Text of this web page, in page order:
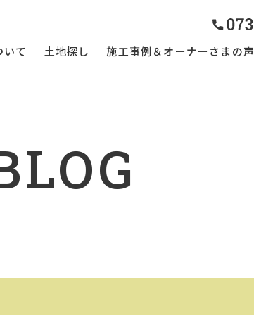
いて 土地探し 施工事例＆オーナーさまの声